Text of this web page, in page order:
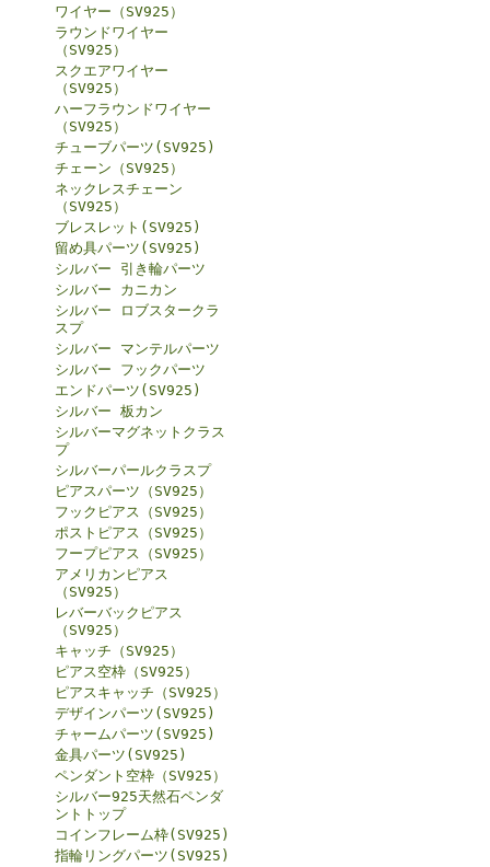
ワイヤー（SV925）
ラウンドワイヤー
（SV925）
スクエアワイヤー
（SV925）
ハーフラウンドワイヤー
（SV925）
チューブパーツ(SV925)
チェーン（SV925）
ネックレスチェーン
（SV925）
ブレスレット(SV925)
留め具パーツ(SV925)
シルバー 引き輪パーツ
シルバー カニカン
シルバー ロブスタークラ
スプ
シルバー マンテルパーツ
シルバー フックパーツ
エンドパーツ(SV925)
シルバー 板カン
シルバーマグネットクラス
プ
シルバーパールクラスプ
ピアスパーツ（SV925）
フックピアス（SV925）
ポストピアス（SV925）
フープピアス（SV925）
アメリカンピアス
（SV925）
レバーバックピアス
（SV925）
キャッチ（SV925）
ピアス空枠（SV925）
ピアスキャッチ（SV925）
デザインパーツ(SV925)
チャームパーツ(SV925)
金具パーツ(SV925)
ペンダント空枠（SV925）
シルバー925天然石ペンダ
ントトップ
コインフレーム枠(SV925)
指輪リングパーツ(SV925)